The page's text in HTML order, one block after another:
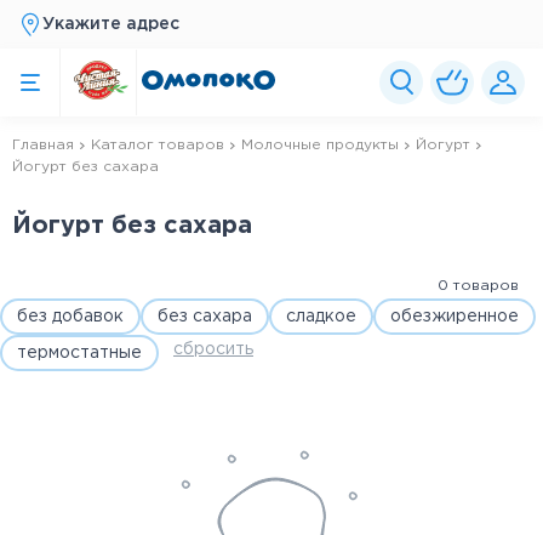
Укажите адрес
Главная Каталог товаров Молочные продукты
Йогурт
Йогурт без сахара
Йогурт без сахара
0 товаров
без добавок без сахара сладкое обезжиренное
термостатные сбросить